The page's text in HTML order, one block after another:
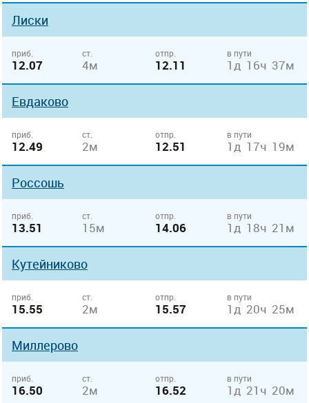
Лиски
приб.
12.07
ст.
4м
отпр.
12.11
в пути
1д 16ч 37м
Евдаково
приб.
12.49
ст.
2м
отпр.
12.51
в пути
1д 17ч 19м
Россошь
приб.
13.51
ст.
15м
отпр.
14.06
в пути
1д 18ч 21м
Кутейниково
приб.
15.55
ст.
2м
отпр.
15.57
в пути
1д 20ч 25м
Миллерово
приб.
16.50
ст.
2м
отпр.
16.52
в пути
1д 21ч 20м